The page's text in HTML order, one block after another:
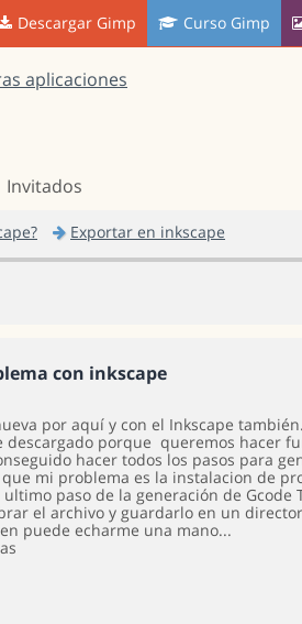
Descargar Gimp Curso Gimp
aplicaciones
Invitados
Exportar en inkscape
con inkscape
por aquí y con el Inkscape también.
descargado porque queremos hacer
hacer todos los pasos para
que mi problema es la instalacion de
paso de la generación de Gcode
el archivo y guardarlo en un
puede echarme una mano...